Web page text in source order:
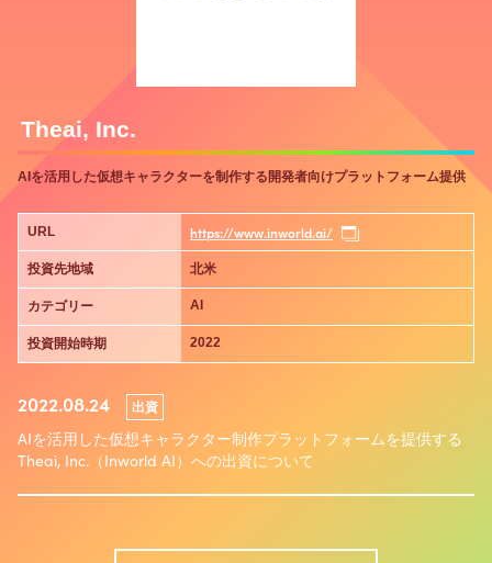
Theai, Inc.
AIを活用した仮想キャラクターを制作する開発者向けプラットフォーム提供
URL https://www.inworld.ai/
投資先地域 北米
カテゴリー AI
投資開始時期 2022
2022.08.24 出資
AIを活用した仮想キャラクター制作プラットフォームを提供する
Theai, Inc.（Inworld AI）への出資について